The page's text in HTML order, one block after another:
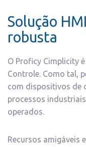
Solução
robusta
O Proficy Cimplicity
Controle. Como tal,
com dispositivos de
processos
operados.
Recursos amigáveis